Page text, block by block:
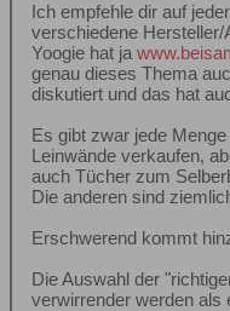
Ich empfehle dir auf
verschiedene
Yoogie hat ja
genau dieses Thema
diskutiert und das hat
Es gibt zwar jede
Leinwände verkaufen,
auch Tücher zum
Die anderen sind
Erschwerend kommt
Die Auswahl der
verwirrender werden als